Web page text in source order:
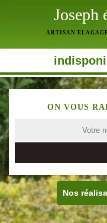
Joseph
ARTISAN
ON VOUS
Nos